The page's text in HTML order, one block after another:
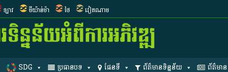
ឡាវ មីយ៉ាន់ម៉ា ថៃ វៀតណាម
SDG ប្រធានបទ ផែនទី ព័ត៌មានទិន្នន័យ ព័ត៌មាន